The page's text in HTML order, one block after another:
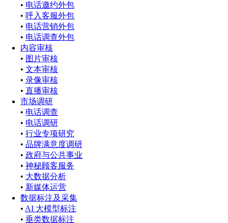
• 电话邀约外包
• 呼入客服外包
• 电话营销外包
• 电话调查外包
内容审核
• 图片审核
• 文本审核
• 录像审核
• 直播审核
市场调研
• 电话调查
• 电话调研
• 行业专项研究
• 品牌满意度调研
• 政府与公共事业
• 神秘顾客服务
• 大数据分析
• 新媒体运营
数据标注及采集
• AI 大模型标注
• 垂类数据标注